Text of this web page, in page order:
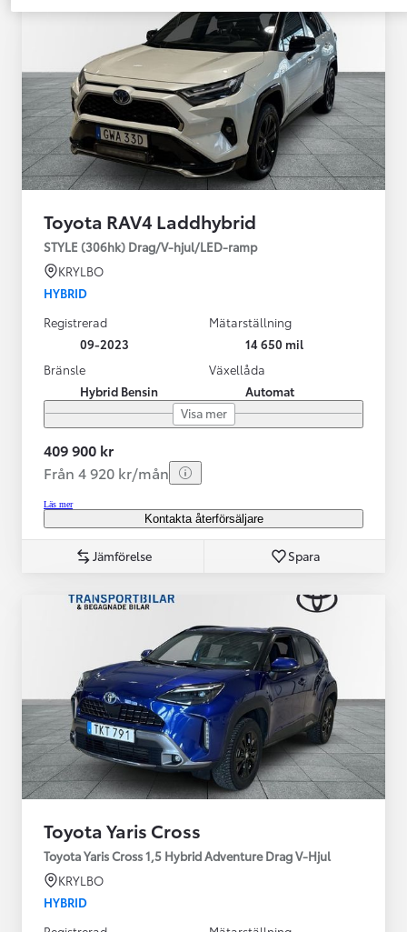
Toyota RAV4 Laddhybrid
STYLE (306hk) Drag/V-hjul/LED-ramp
KRYLBO
HYBRID
Registrerad
09-2023
Mätarställning
14 650 mil
Bränsle
Hybrid Bensin
Växellåda
Automat
Visa mer
409 900 kr
Från 4 920 kr/mån
Läs mer
Kontakta återförsäljare
Jämförelse Spara
Toyota Yaris Cross
Toyota Yaris Cross 1,5 Hybrid Adventure Drag V-Hjul
KRYLBO
HYBRID